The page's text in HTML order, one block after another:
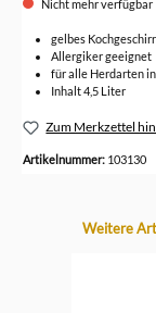
Nicht mehr verfügbar
gelbes
Allergiker geeignet
für alle Herdarten
Inhalt 4,5 Liter
Zum Merkzettel
Artikelnummer: 103130
Produktgalerie
Weitere